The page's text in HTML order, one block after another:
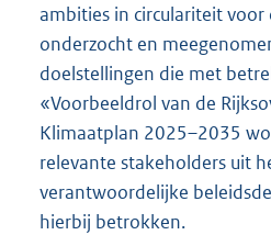
ambities in circulariteit
onderzocht en
doelstellingen die met
«Voorbeeldrol van de
Klimaatplan 2025–2035
relevante stakeholders uit
verantwoordelijke
hierbij betrokken.